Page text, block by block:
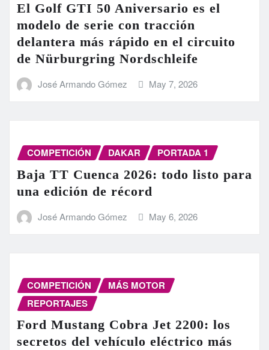
El Golf GTI 50 Aniversario es el
modelo de serie con tracción
delantera más rápido en el circuito
de Nürburgring Nordschleife
José Armando Gómez May 7, 2026
COMPETICIÓN DAKAR PORTADA 1
Baja TT Cuenca 2026: todo listo para
una edición de récord
José Armando Gómez May 6, 2026
COMPETICIÓN
MÁS MOTOR
REPORTAJES
Ford Mustang Cobra Jet 2200: los
secretos del vehículo eléctrico más